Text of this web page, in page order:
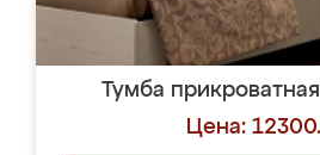
Тумба
Цена: